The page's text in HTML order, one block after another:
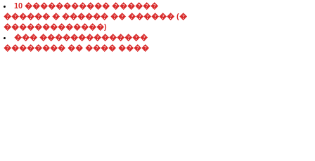
10 ����������� ������
������ � ������ �� ������ (�
�������������)
��� ��������������
�������� �� ���� ����